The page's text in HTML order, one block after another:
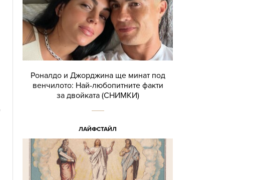
Роналдо и Джорджина ще минат под
венчилото: Най-любопитните факти
за двойката (СНИМКИ)
ЛАЙФСТАЙЛ